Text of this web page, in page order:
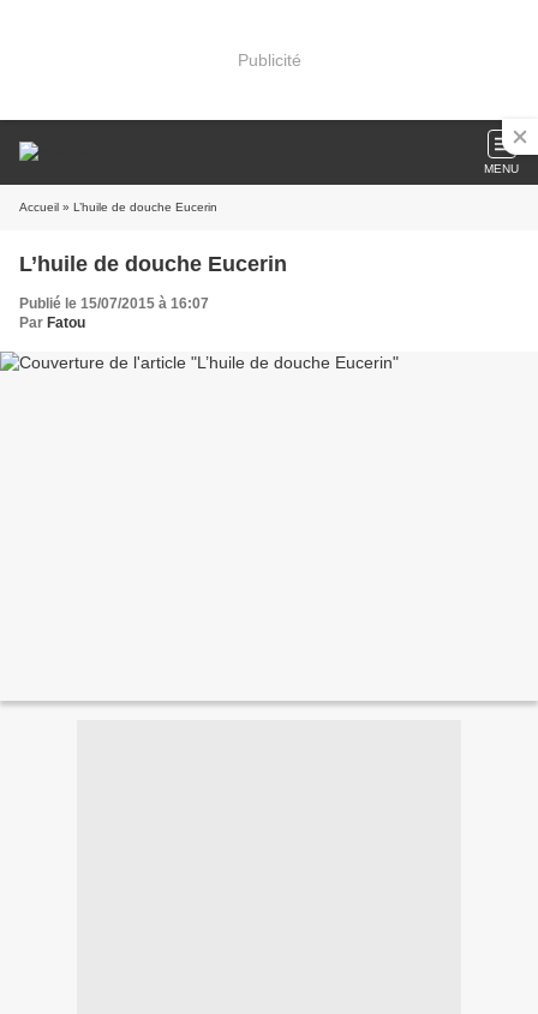
Publicité
MENU
Accueil » L’huile de douche Eucerin
L’huile de douche Eucerin
Publié le 15/07/2015 à 16:07
Par Fatou